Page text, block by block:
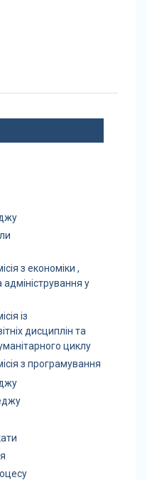
з економіки ,
адміністрування у
із
дисциплін та
циклу
з програмування